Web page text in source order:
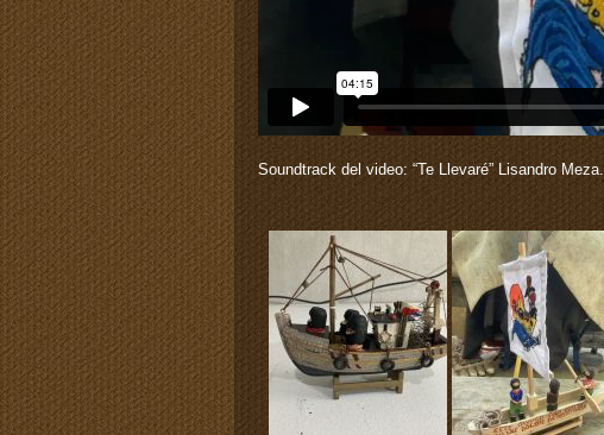
Soundtrack del video: “Te Llevaré” Lisandro Meza.